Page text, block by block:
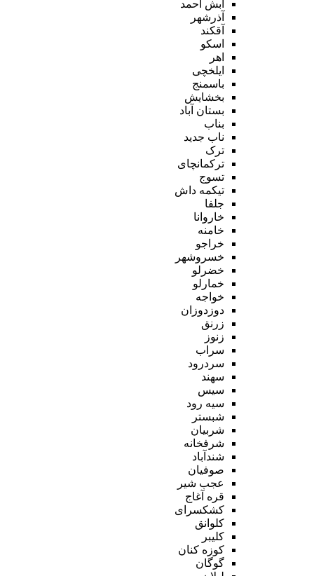
آبش احمد
آذرشهر
آقکند
اسکو
اهر
ایلخچی
باسمنج
بخشایش
بستان آباد
بناب
ناب جدید
ترک
ترکمانچای
تسوج
تیکمه داش
جلفا
خاروانا
خامنه
خراجو
خسروشهر
خضرلو
خمارلو
خواجه
دوزدوزان
زرنق
زنوز
سراب
سردرود
سهند
سیس
سیه رود
شبستر
شربیان
شرفخانه
شندآباد
صوفیان
عجب شیر
قره آغاج
کشکسرای
کلوانق
کلیبر
کوزه کنان
گوگان